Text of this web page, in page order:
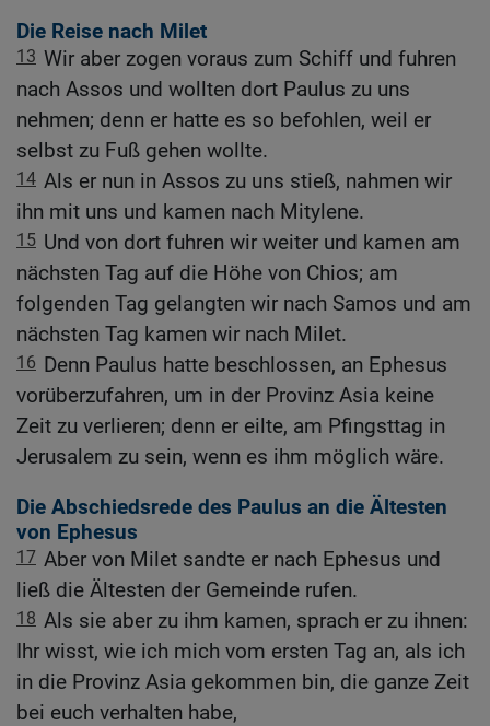
Die Reise nach Milet
13 Wir aber zogen voraus zum Schiff und fuhren
nach Assos und wollten dort Paulus zu uns
nehmen; denn er hatte es so befohlen, weil er
selbst zu Fuß gehen wollte.
14 Als er nun in Assos zu uns stieß, nahmen wir
ihn mit uns und kamen nach Mitylene.
15 Und von dort fuhren wir weiter und kamen am
nächsten Tag auf die Höhe von Chios; am
folgenden Tag gelangten wir nach Samos und am
nächsten Tag kamen wir nach Milet.
16 Denn Paulus hatte beschlossen, an Ephesus
vorüberzufahren, um in der Provinz Asia keine
Zeit zu verlieren; denn er eilte, am Pfingsttag in
Jerusalem zu sein, wenn es ihm möglich wäre.
Die Abschiedsrede des Paulus an die Ältesten
von Ephesus
17 Aber von Milet sandte er nach Ephesus und
ließ die Ältesten der Gemeinde rufen.
18 Als sie aber zu ihm kamen, sprach er zu ihnen:
Ihr wisst, wie ich mich vom ersten Tag an, als ich
in die Provinz Asia gekommen bin, die ganze Zeit
bei euch verhalten habe,